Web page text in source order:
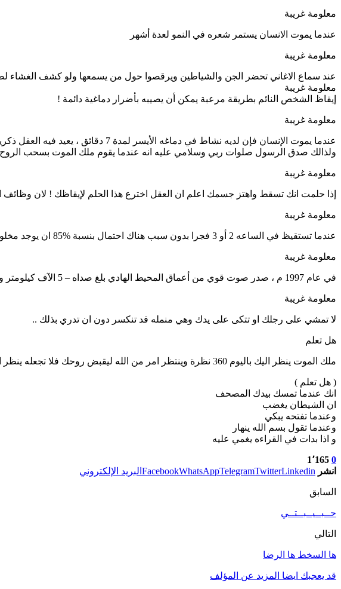
معلومة غريبة
عندما يموت الانسان يستمر شعره في النمو لعدة أشهر
معلومة غريبة
عند سماع الاغاني تحضر الجن والشياطين ويرقصوا حول من يسمعها ولو كشف الغشاء
معلومة غريبة
إيقاظ الشخص النائم بطريقة مرعبة يمكن أن يصيبه بأضرار دماغية دائمة !
معلومة غريبة
عندما يموت الإنسان فإن لديه نشاط في دماغه الأيسر لمدة 7 دقائق ، يعيد فيه العقل ذكرياته وما قام به في تسلسل مثل الحلم.
ولذالك صدق الرسول صلوات ربي وسلامي عليه انه عندما يقوم ملك الموت بسحب
معلومة غريبة
إذا حلمت انك تسقط واهتز جسمك اعلم ان العقل اخترع هذا الحلم لإيقاظك ! لان
معلومة غريبة
عندما تستقيظ في الساعه 2 أو 3 فجرا بدون سبب هناك احتمال بنسبة %85 ان يوجد مخلوق يراقبك ! وان الله في هذه الاوقات ينتظر من عباده ان يستغفرون ف يغفر لهم ، وان يدعون ف يستجيب لهم
معلومة غريبة
في عام 1997 م ، صدر صوت قوي من أعماق المحيط الهادي بلغ صداه – 5 الآف كيلومتر ولم يتم تحديد مصدر هذا الصوت حتى يومنا هذا !
معلومة غريبة
لا تمشي على رجلك او تتكى على يدك وهي منمله قد تنكسر دون ان تدري بذلك ..
هل تعلم
ملك الموت ينظر اليك باليوم 360 نظرة وينتظر امر من الله ليقبض روحك فلا تجعله ينظر اليك وانت على معصية فتقبض روحك فكيف تقابل ربك ؟
( هل تعلم )
انك عندما تمسك بيدك المصحف
ان الشيطان يغضب
وعندما تفتحه يبكي
وعندما تقول بسم الله ينهار
و اذا بدات في القراءه يغمي عليه
0 1٬165
انشر
FacebookWhatsAppTelegramTwitterLinkedin البريد الإلكتروني
السابق
حــبــيــبــتــي
التالي
ها السخط ها الرضا
قد يعجبك ايضا المزيد عن المؤلف